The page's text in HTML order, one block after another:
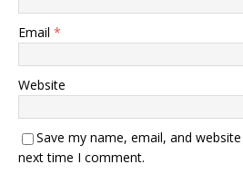
Email *
Website
Save my name, email, and
next time I comment.